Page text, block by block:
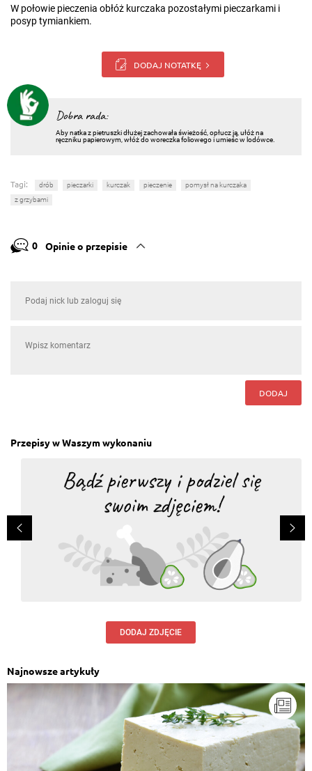
W połowie pieczenia obłóż kurczaka pozostałymi pieczarkami i
posyp tymiankiem.
DODAJ NOTATKĘ
Dobra rada:
Aby natka z pietruszki dłużej zachowała świeżość, opłucz ją, ułóż na
ręczniku papierowym, włóż do woreczka foliowego i umieśc w lodówce.
Tagi: drób pieczarki kurczak pieczenie
pomysł na kurczaka
z grzybami
0 Opinie o przepisie
DODAJ
Przepisy w Waszym wykonaniu
DODAJ ZDJĘCIE
Najnowsze artykuły